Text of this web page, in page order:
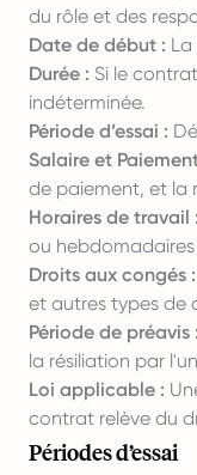
du rôle et des
Date de début :
Durée : Si le
indéterminée.
Période d’essai :
Salaire et
de paiement, et la
Horaires de travail :
ou hebdomadaires
Droits aux congés :
et autres types de
Période de préavis :
la résiliation par
Loi applicable :
contrat relève du
Périodes d’essai